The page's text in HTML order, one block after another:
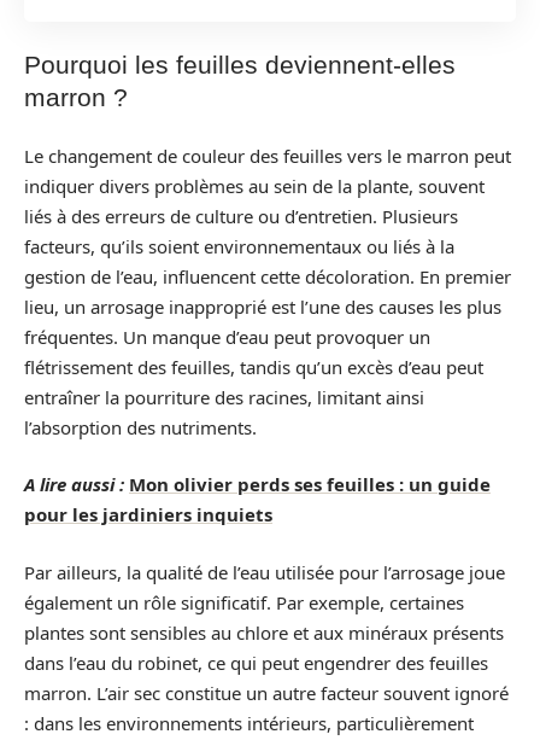
Pourquoi les feuilles deviennent-elles
marron ?
Le changement de couleur des feuilles vers le marron peut
indiquer divers problèmes au sein de la plante, souvent
liés à des erreurs de culture ou d’entretien. Plusieurs
facteurs, qu’ils soient environnementaux ou liés à la
gestion de l’eau, influencent cette décoloration. En premier
lieu, un arrosage inapproprié est l’une des causes les plus
fréquentes. Un manque d’eau peut provoquer un
flétrissement des feuilles, tandis qu’un excès d’eau peut
entraîner la pourriture des racines, limitant ainsi
l’absorption des nutriments.
A lire aussi : Mon olivier perds ses feuilles : un guide
pour les jardiniers inquiets
Par ailleurs, la qualité de l’eau utilisée pour l’arrosage joue
également un rôle significatif. Par exemple, certaines
plantes sont sensibles au chlore et aux minéraux présents
dans l’eau du robinet, ce qui peut engendrer des feuilles
marron. L’air sec constitue un autre facteur souvent ignoré
: dans les environnements intérieurs, particulièrement